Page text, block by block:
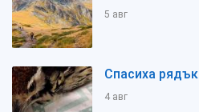
5 авг
Спасиха
4 авг